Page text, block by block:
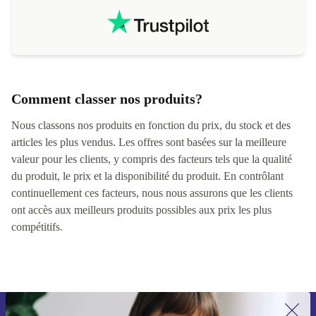
Comment classer nos produits?
Nous classons nos produits en fonction du prix, du stock et des
articles les plus vendus. Les offres sont basées sur la meilleure
valeur pour les clients, y compris des facteurs tels que la qualité
du produit, le prix et la disponibilité du produit. En contrôlant
continuellement ces facteurs, nous nous assurons que les clients
ont accès aux meilleurs produits possibles aux prix les plus
compétitifs.